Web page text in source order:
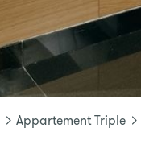
Appartement Triple